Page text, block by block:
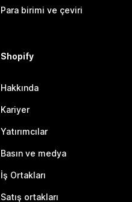
Para birimi ve çeviri
Shopify
Hakkında
Kariyer
Yatırımcılar
Basın ve medya
İş Ortakları
Satış ortakları